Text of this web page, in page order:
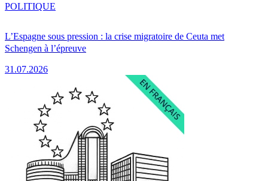
L’Espagne sous pression : la crise migratoire de Ceuta met
Schengen à l’épreuve
31.07.2026
POLITIQUE